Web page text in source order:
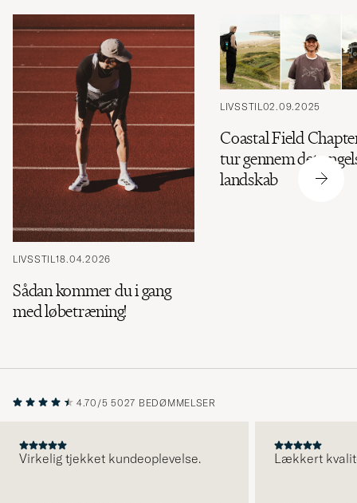
LIVSSTIL18.04.2026
Sådan kommer du i gang
med løbetræning!
LIVSSTIL02.09.2025
Coastal Field
tur gennem det
landskab
4.70/5 5027 BEDØMMELSER
Virkelig tjekket kundeoplevelse. Lækkert